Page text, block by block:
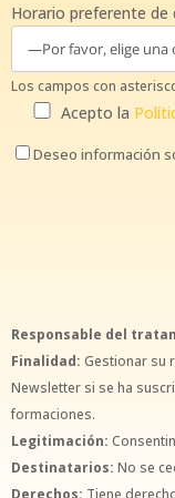
Horario preferente
Los campos con
Acepto la
Deseo información
Responsable del
Finalidad: Gestionar su
Newsletter si se ha
formaciones.
Legitimación:
Destinatarios: No se
Derechos: Tiene